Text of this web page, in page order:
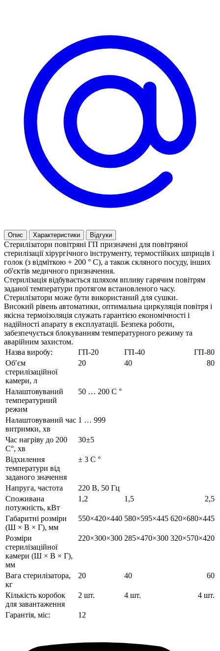
Опис Характеристики Відгуки
Стерилізатори повітряні ГП призначені для повітряної
стерилізації хірургічного інструменту, термостійких шприців і
голок (з відміткою + 200 ° С), а також скляного посуду, інших
об'єктів медичного призначення.
Стерилізація відбувається шляхом впливу гарячим повітрям
заданої температури протягом встановленого часу.
Стерилізатори може бути використаний для сушки.
Високий рівень автоматики, оптимальна циркуляція повітря і
якісна термоізоляція служать гарантією економічності і
надійності апарату в експлуатації. Безпека роботи,
забезпечується блокуванням температурного режиму та
аварійним захистом.
Назва виробу:
ГП-20 ГП-40
ГП-80
Об′єм
стерилізаційної
камери, л
20 40 80
Налаштовуваний
температурний
режим
50 … 200 С °
Налаштовуваний час
витримки, хв
1 … 999
Час нагріву до 200
С°, хв
30±5
Відхилення
температури від
заданого значення
± 3 С °
Напруга, частота
220 В, 50 Гц
Споживана
потужність, кВт
1,2 1,5 2,5
Габаритні розміри
(Ш × В × Г), мм
550×420×440 580×595×445 620×680×445
Розміри
стерилізаційної
камери (Ш × В × Г),
мм
220×300×300 285×470×300 320×570×420
Вага стерилізатора,
кг
20 40 60
Кількість коробок
для завантаження
2 шт. 4 шт. 4 шт.
Гарантія, міс: 12